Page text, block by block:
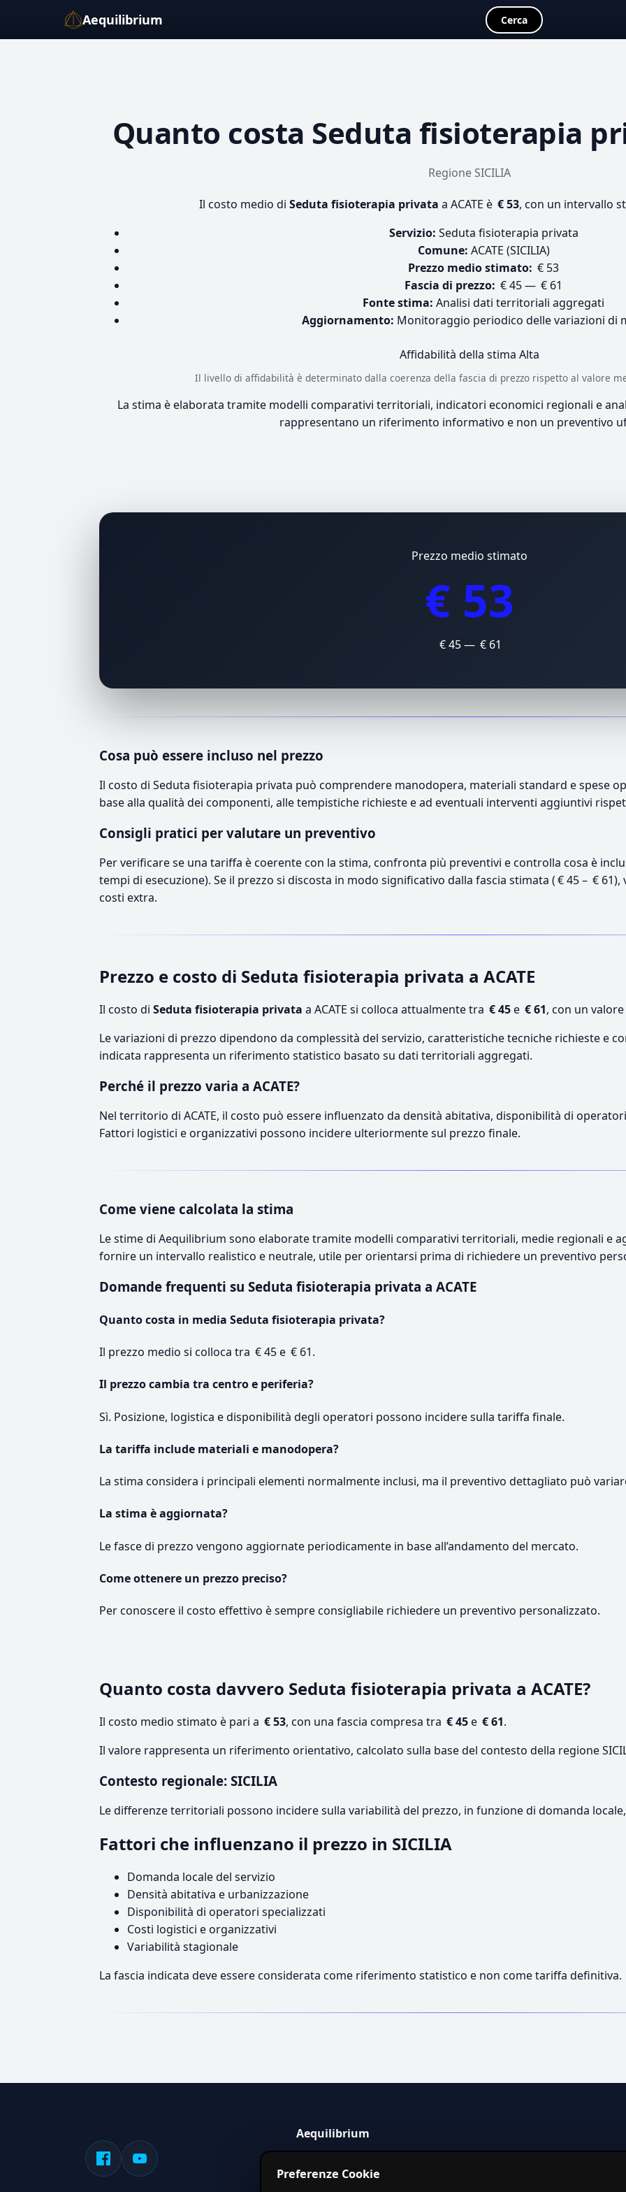
Aequilibrium Cerca
Quanto costa Seduta fisioterapia
Regione SICILIA
Il costo medio di Seduta fisioterapia privata a ACATE è € 53, con un intervallo
Servizio: Seduta fisioterapia privata
Comune: ACATE (SICILIA)
Prezzo medio stimato: € 53
Fascia di prezzo: € 45 — € 61
Fonte stima: Analisi dati territoriali aggregati
Aggiornamento: Monitoraggio periodico delle variazioni di
Affidabilità della stima Alta
Il livello di affidabilità è determinato dalla coerenza della fascia di prezzo rispetto al valore
La stima è elaborata tramite modelli comparativi territoriali, indicatori economici regionali e
rappresentano un riferimento informativo e non un preventivo
Prezzo medio stimato
€ 53
€ 45 — € 61
Cosa può essere incluso nel prezzo
Il costo di Seduta fisioterapia privata può comprendere manodopera, materiali standard e spese
base alla qualità dei componenti, alle tempistiche richieste e ad eventuali interventi aggiuntivi
Consigli pratici per valutare un preventivo
Per verificare se una tariffa è coerente con la stima, confronta più preventivi e controlla cosa è
tempi di esecuzione). Se il prezzo si discosta in modo significativo dalla fascia stimata ( € 45 – €
costi extra.
Prezzo e costo di Seduta fisioterapia privata a ACATE
Il costo di Seduta fisioterapia privata a ACATE si colloca attualmente tra € 45e € 61, con un
Le variazioni di prezzo dipendono da complessità del servizio, caratteristiche tecniche richieste e
indicata rappresenta un riferimento statistico basato su dati territoriali aggregati.
Perché il prezzo varia a ACATE?
Nel territorio di ACATE, il costo può essere influenzato da densità abitativa, disponibilità di
Fattori logistici e organizzativi possono incidere ulteriormente sul prezzo finale.
Come viene calcolata la stima
Le stime di Aequilibrium sono elaborate tramite modelli comparativi territoriali, medie regionali e
fornire un intervallo realistico e neutrale, utile per orientarsi prima di richiedere un preventivo
Domande frequenti su Seduta fisioterapia privata a ACATE
Quanto costa in media Seduta fisioterapia privata?
Il prezzo medio si colloca tra € 45 e € 61.
Il prezzo cambia tra centro e periferia?
Sì. Posizione, logistica e disponibilità degli operatori possono incidere sulla tariffa finale.
La tariffa include materiali e manodopera?
La stima considera i principali elementi normalmente inclusi, ma il preventivo dettagliato può
La stima è aggiornata?
Le fasce di prezzo vengono aggiornate periodicamente in base all’andamento del mercato.
Come ottenere un prezzo preciso?
Per conoscere il costo effettivo è sempre consigliabile richiedere un preventivo personalizzato.
Quanto costa davvero Seduta fisioterapia privata a ACATE?
Il costo medio stimato è pari a € 53, con una fascia compresa tra € 45e € 61.
Il valore rappresenta un riferimento orientativo, calcolato sulla base del contesto della regione
Contesto regionale: SICILIA
Le differenze territoriali possono incidere sulla variabilità del prezzo, in funzione di domanda
Fattori che influenzano il prezzo in SICILIA
Domanda locale del servizio
Densità abitativa e urbanizzazione
Disponibilità di operatori specializzati
Costi logistici e organizzativi
Variabilità stagionale
La fascia indicata deve essere considerata come riferimento statistico e non come tariffa definitiva.
Aequilibrium
servizi in Italia.
Preferenze Cookie